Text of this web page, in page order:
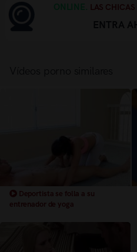
ONLINE. LAS
Deportista se folla a su
entrenador de yoga